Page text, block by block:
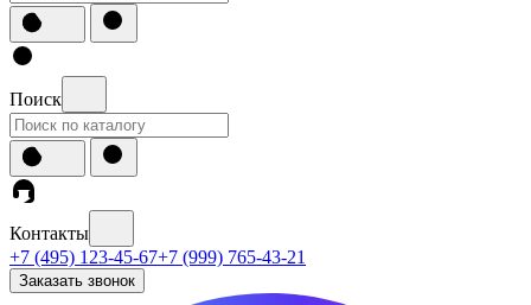
Поиск
Контакты
+7 (495) 123-45-67+7 (999) 765-43-21
Заказать звонок